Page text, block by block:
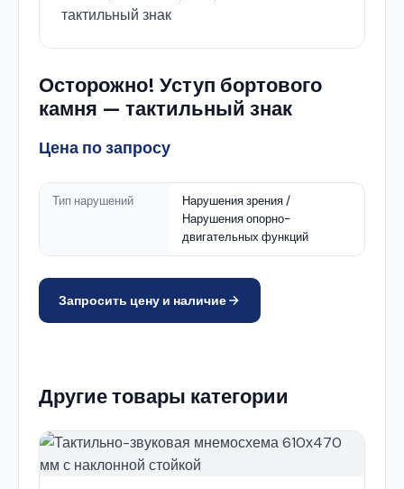
Осторожно! Уступ бортового
камня — тактильный знак
Цена по запросу
Тип нарушений
Нарушения зрения /
Нарушения опорно-
двигательных функций
Запросить цену и наличие
Другие товары категории